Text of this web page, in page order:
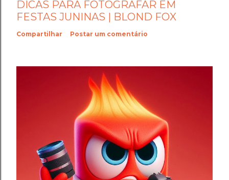
DICAS PARA FOTOGRAFAR EM
FESTAS JUNINAS | BLOND FOX
Compartilhar Postar um comentário